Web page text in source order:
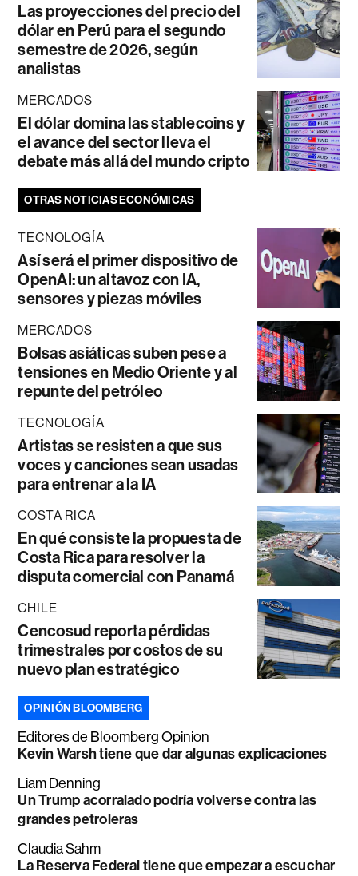
Las proyecciones del precio del
dólar en Perú para el segundo
semestre de 2026, según
analistas
MERCADOS
El dólar domina las stablecoins y
el avance del sector lleva el
debate más allá del mundo cripto
OTRAS NOTICIAS ECONÓMICAS
TECNOLOGÍA
Así será el primer dispositivo de
OpenAI: un altavoz con IA,
sensores y piezas móviles
MERCADOS
Bolsas asiáticas suben pese a
tensiones en Medio Oriente y al
repunte del petróleo
TECNOLOGÍA
Artistas se resisten a que sus
voces y canciones sean usadas
para entrenar a la IA
COSTA RICA
En qué consiste la propuesta de
Costa Rica para resolver la
disputa comercial con Panamá
CHILE
Cencosud reporta pérdidas
trimestrales por costos de su
nuevo plan estratégico
OPINIÓN BLOOMBERG
Editores de Bloomberg Opinion
Kevin Warsh tiene que dar algunas explicaciones
Liam Denning
Un Trump acorralado podría volverse contra las
grandes petroleras
Claudia Sahm
La Reserva Federal tiene que empezar a escuchar